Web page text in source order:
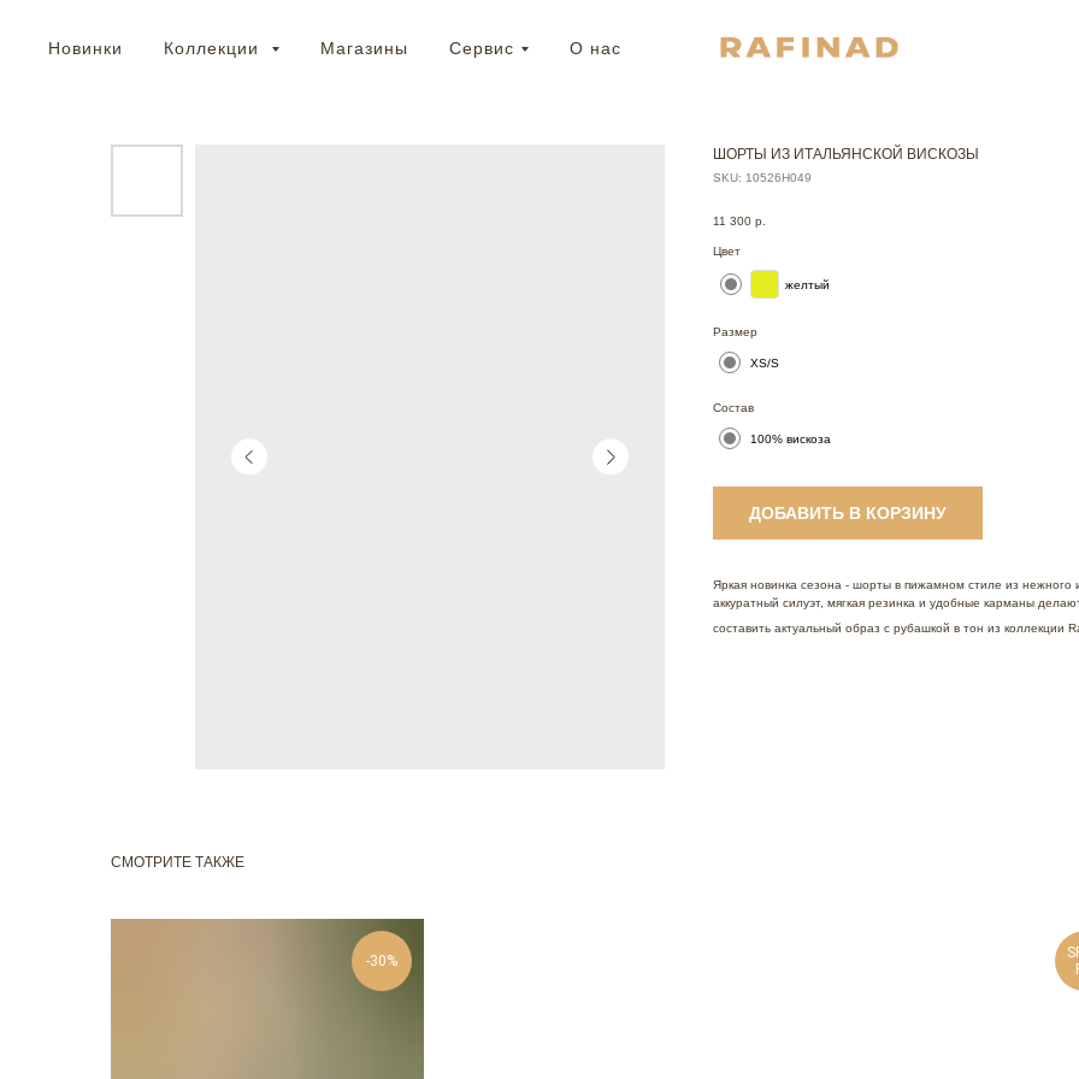
Новинки Коллекции Магазины Сервис О нас
ШОРТЫ ИЗ ИТАЛЬЯНСКОЙ ВИСКОЗЫ
SKU: 10526Н049
11 300 р.
Цвет
желтый
Размер
XS/S
Состав
100% вискоза
ДОБАВИТЬ В КОРЗИНУ
Яркая новинка сезона - шорты в пижамном стиле из нежного
аккуратный силуэт, мягкая резинка и удобные карманы
составить актуальный образ с рубашкой в тон из коллекции
СМОТРИТЕ ТАКЖЕ
-30%